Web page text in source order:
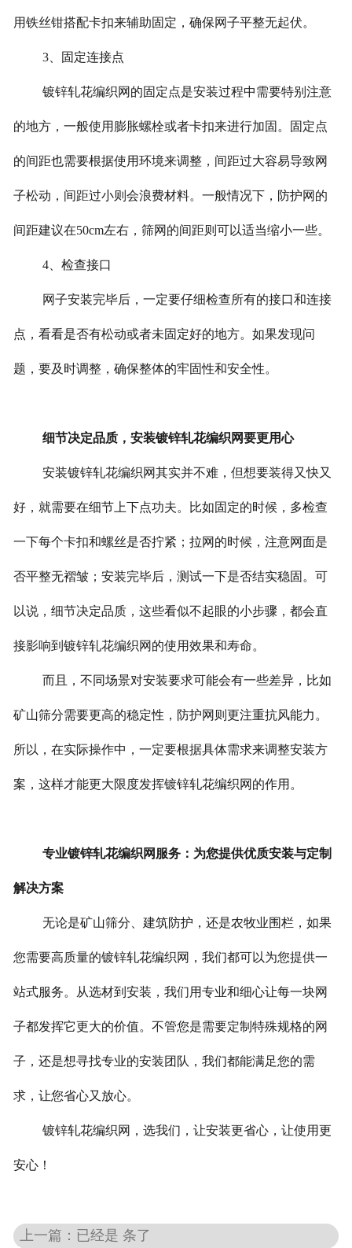
用铁丝钳搭配卡扣来辅助固定，确保网子平整无起伏。
3、固定连接点
镀锌轧花编织网的固定点是安装过程中需要特别注意
的地方，一般使用膨胀螺栓或者卡扣来进行加固。固定点
的间距也需要根据使用环境来调整，间距过大容易导致网
子松动，间距过小则会浪费材料。一般情况下，防护网的
间距建议在50cm左右，筛网的间距则可以适当缩小一些。
4、检查接口
网子安装完毕后，一定要仔细检查所有的接口和连接
点，看看是否有松动或者未固定好的地方。如果发现问
题，要及时调整，确保整体的牢固性和安全性。
细节决定品质，安装镀锌轧花编织网要更用心
安装镀锌轧花编织网其实并不难，但想要装得又快又
好，就需要在细节上下点功夫。比如固定的时候，多检查
一下每个卡扣和螺丝是否拧紧；拉网的时候，注意网面是
否平整无褶皱；安装完毕后，测试一下是否结实稳固。可
以说，细节决定品质，这些看似不起眼的小步骤，都会直
接影响到镀锌轧花编织网的使用效果和寿命。
而且，不同场景对安装要求可能会有一些差异，比如
矿山筛分需要更高的稳定性，防护网则更注重抗风能力。
所以，在实际操作中，一定要根据具体需求来调整安装方
案，这样才能更大限度发挥镀锌轧花编织网的作用。
专业镀锌轧花编织网服务：为您提供优质安装与定制
解决方案
无论是矿山筛分、建筑防护，还是农牧业围栏，如果
您需要高质量的镀锌轧花编织网，我们都可以为您提供一
站式服务。从选材到安装，我们用专业和细心让每一块网
子都发挥它更大的价值。不管您是需要定制特殊规格的网
子，还是想寻找专业的安装团队，我们都能满足您的需
求，让您省心又放心。
镀锌轧花编织网，选我们，让安装更省心，让使用更
安心！
上一篇：已经是 条了